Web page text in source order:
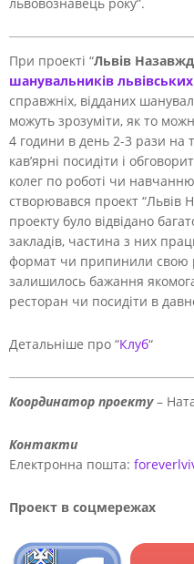
При проекті “Львів
шанувальників львівських
справжніх, відданих
можуть зрозуміти, як то
4 години в день 2-3 рази на
кав’ярні посидіти і
колег по роботі чи
створювався проект “Львів
проекту було відвідано
закладів, частина з них
формат чи припинили свою
залишилось бажання
ресторан чи посидіти в
Детальніше про “Клуб“
Координатор проекту–
Контакти
Електронна пошта:
Проект в соцмережах